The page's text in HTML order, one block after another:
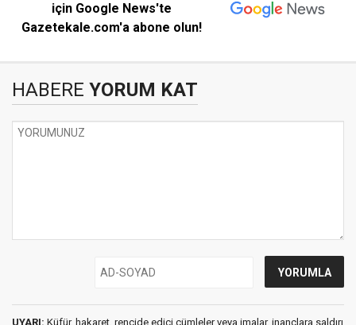
için Google News'te
Gazetekale.com'a abone olun!
HABERE YORUM KAT
UYARI: Küfür, hakaret, rencide edici cümleler veya imalar, inançlara saldırı